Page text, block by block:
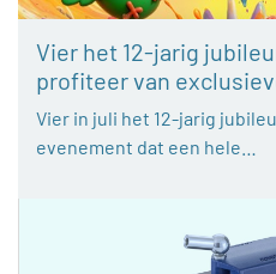
Vier het 12-jarig
profiteer van
Vier in juli het 12-jarig
evenement dat een hele…